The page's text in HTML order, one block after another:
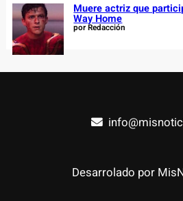
Muere actriz que
Way Home
por Redacción
Desarrolado por